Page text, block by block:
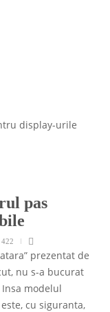
pas
422
prezentat de
nu s-a bucurat
modelul
cu siguranta,